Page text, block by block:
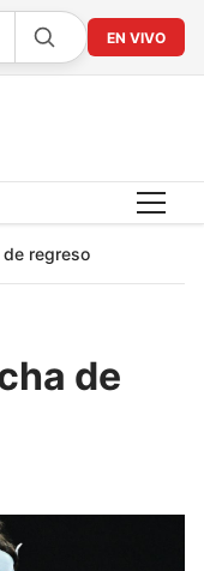
EN VIVO
de regreso
de